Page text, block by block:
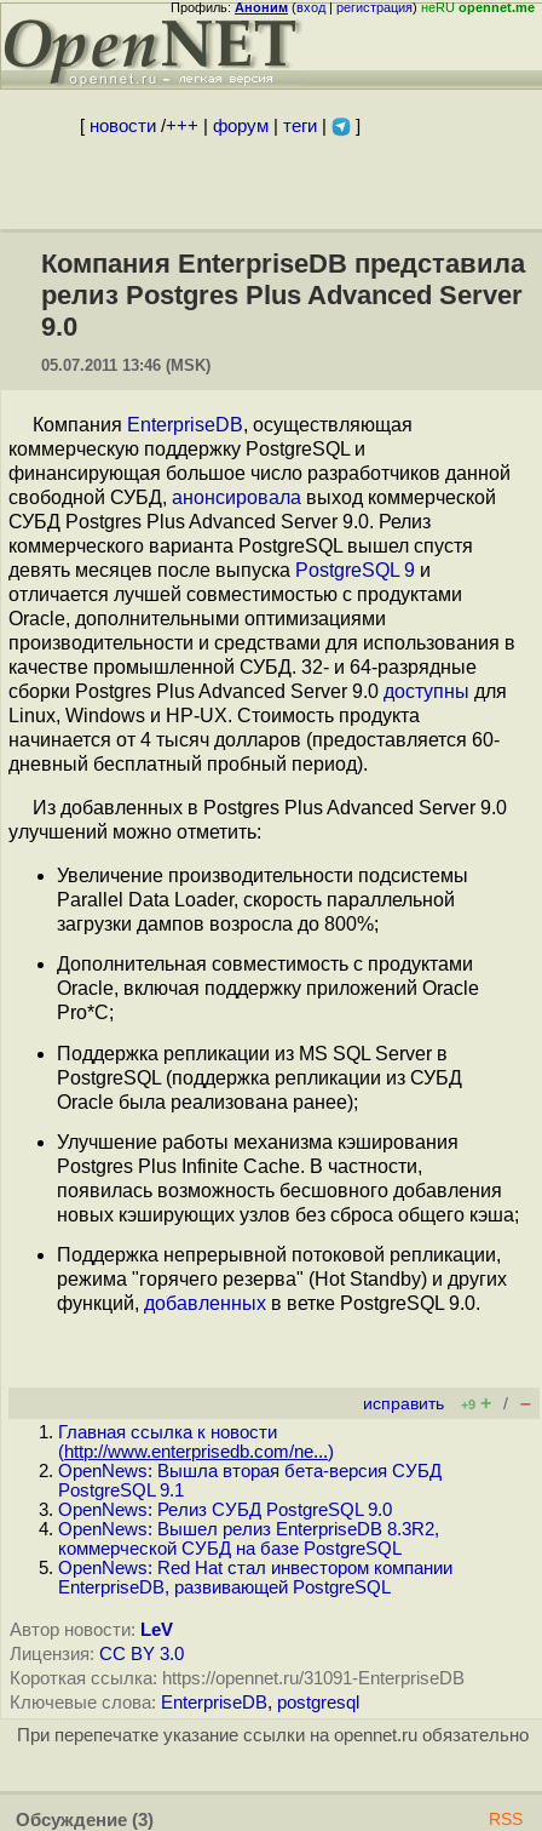
Профиль:Аноним(вход|регистрация)неRUopennet.me
[ новости/+++ форум| теги| ]
Компания EnterpriseDB представила
релиз Postgres Plus Advanced Server
9.0
05.07.2011 13:46 (MSK)
Компания EnterpriseDB, осуществляющая
коммерческую поддержку PostgreSQL и
финансирующая большое число разработчиков данной
свободной СУБД, анонсировала выход коммерческой
СУБД Postgres Plus Advanced Server 9.0. Релиз
коммерческого варианта PostgreSQL вышел спустя
девять месяцев после выпуска PostgreSQL 9 и
отличается лучшей совместимостью с продуктами
Oracle, дополнительными оптимизациями
производительности и средствами для использования в
качестве промышленной СУБД. 32- и 64-разрядные
сборки Postgres Plus Advanced Server 9.0 доступны для
Linux, Windows и HP-UX. Стоимость продукта
начинается от 4 тысяч долларов (предоставляется 60-
дневный бесплатный пробный период).
Из добавленных в Postgres Plus Advanced Server 9.0
улучшений можно отметить:
Увеличение производительности подсистемы
Parallel Data Loader, скорость параллельной
загрузки дампов возросла до 800%;
Дополнительная совместимость с продуктами
Oracle, включая поддержку приложений Oracle
Pro*C;
Поддержка репликации из MS SQL Server в
PostgreSQL (поддержка репликации из СУБД
Oracle была реализована ранее);
Улучшение работы механизма кэширования
Postgres Plus Infinite Cache. В частности,
появилась возможность бесшовного добавления
новых кэширующих узлов без сброса общего кэша;
Поддержка непрерывной потоковой репликации,
режима "горячего резерва" (Hot Standby) и других
функций, добавленных в ветке PostgreSQL 9.0.
исправить +9 + / –
Главная ссылка к новости
(http://www.enterprisedb.com/ne...)
OpenNews: Вышла вторая бета-версия СУБД
PostgreSQL 9.1
OpenNews: Релиз СУБД PostgreSQL 9.0
OpenNews: Вышел релиз EnterpriseDB 8.3R2,
коммерческой СУБД на базе PostgreSQL
OpenNews: Red Hat стал инвестором компании
EnterpriseDB, развивающей PostgreSQL
Автор новости: LeV
Лицензия: CC BY 3.0
Короткая ссылка: https://opennet.ru/31091-EnterpriseDB
Ключевые слова: EnterpriseDB, postgresql
При перепечатке указание ссылки на opennet.ru обязательно
Обсуждение (3) RSS